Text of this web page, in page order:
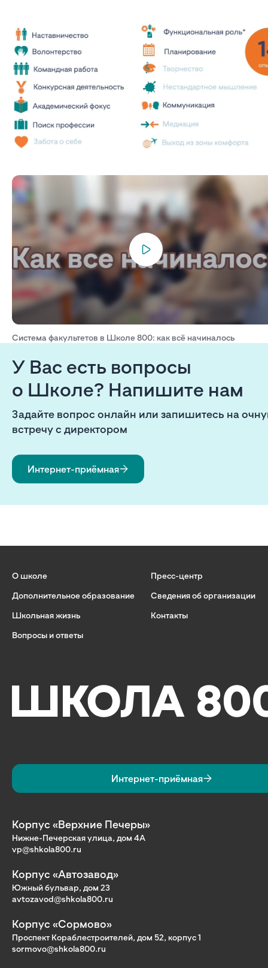
Система факультетов в Школе 800: как всё начиналось
У Вас есть вопросы
о Школе? Напишите нам
Задайте вопрос онлайн или запишитесь на
встречу с директором
Интернет-приёмная
О школе
Дополнительное образование
Школьная жизнь
Вопросы и ответы
Пресс-центр
Сведения об организации
Контакты
Интернет-приёмная
Корпус «Верхние Печеры»
Нижне-Печерская улица, дом 4А
vp@shkola800.ru
Корпус «Автозавод»
Южный бульвар, дом 23
avtozavod@shkola800.ru
Корпус «Сормово»
Проспект Кораблестроителей, дом 52, корпус 1
sormovo@shkola800.ru